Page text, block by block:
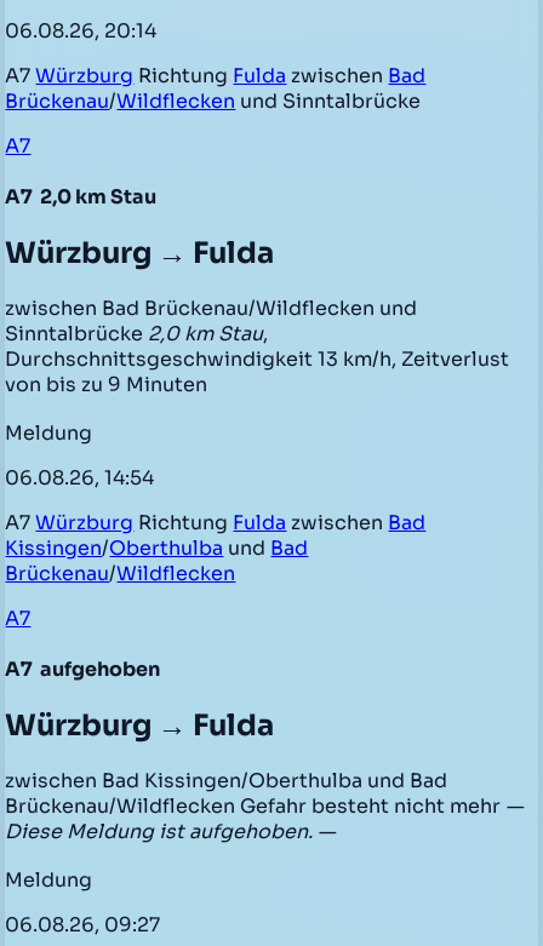
06.08.26, 20:14
A7Würzburg Richtung Fulda zwischen Bad
Brückenau/Wildflecken und Sinntalbrücke
A7
A7 2,0 km Stau
Würzburg → Fulda
zwischen Bad Brückenau/Wildflecken und
Sinntalbrücke 2,0 km Stau,
Durchschnittsgeschwindigkeit 13 km/h, Zeitverlust
von bis zu 9 Minuten
Meldung
06.08.26, 14:54
A7Würzburg Richtung Fulda zwischen Bad
Kissingen/Oberthulba und Bad
Brückenau/Wildflecken
A7
A7 aufgehoben
Würzburg → Fulda
zwischen Bad Kissingen/Oberthulba und Bad
Brückenau/Wildflecken Gefahr besteht nicht mehr —
Diese Meldung ist aufgehoben. —
Meldung
06.08.26, 09:27